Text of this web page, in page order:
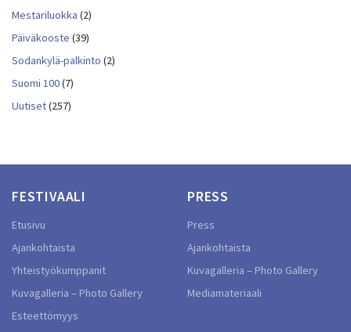
Mestariluokka (2)
Päiväkooste (39)
Sodankylä-palkinto (2)
Suomi 100(7)
Uutiset(257)
FESTIVAALI
Etusivu
Ajankohtaista
Yhteistyökumppanit
Kuvagalleria – Photo Gallery
Esteettömyys
PRESS
Press
Ajankohtaista
Kuvagalleria – Photo Gallery
Mediamateriaali